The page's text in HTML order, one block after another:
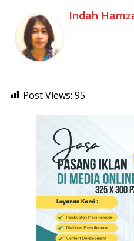
Indah
Post Views: 95